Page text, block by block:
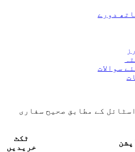
دورے
سوالات
کے مطابق صحیح سفاری
ٹکٹ
خریدیں